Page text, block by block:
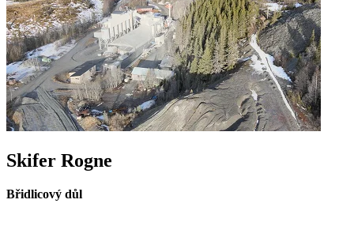
Skifer Rogne
Břidlicový důl